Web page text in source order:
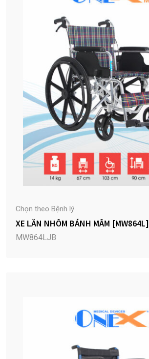
Chọn theo Bệnh lý
XE LĂN NHÔM BÁNH MÂM [MW864L]
MW864LJB